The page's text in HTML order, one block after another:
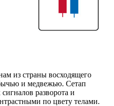
из страны восходящего
и медвежью. Сетап
разворота и
по цвету телами.